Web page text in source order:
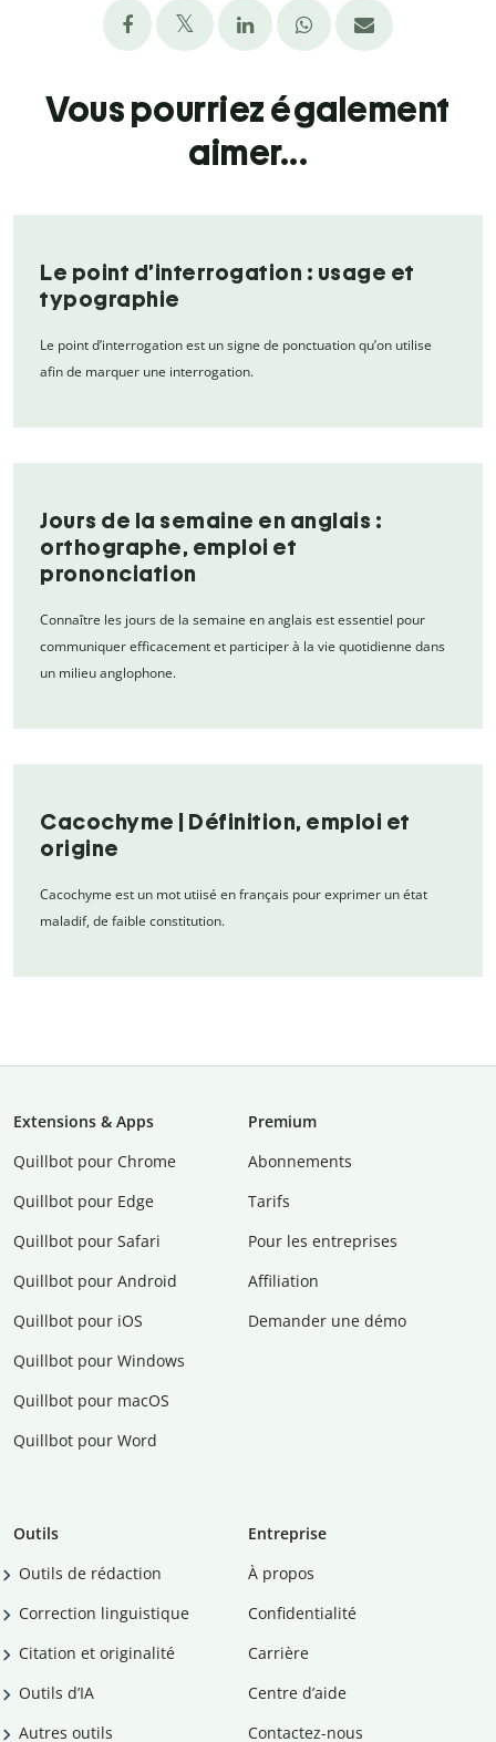
Vous pourriez également
aimer...
Le point d’interrogation : usage et
typographie
Le point d’interrogation est un signe de ponctuation qu’on utilise
afin de marquer une interrogation.
Jours de la semaine en anglais :
orthographe, emploi et
prononciation
Connaître les jours de la semaine en anglais est essentiel pour
communiquer efficacement et participer à la vie quotidienne dans
un milieu anglophone.
Cacochyme | Définition, emploi et
origine
Cacochyme est un mot utiisé en français pour exprimer un état
maladif, de faible constitution.
Extensions & Apps
Quillbot pour Chrome
Quillbot pour Edge
Quillbot pour Safari
Quillbot pour Android
Quillbot pour iOS
Quillbot pour Windows
Quillbot pour macOS
Quillbot pour Word
Premium
Abonnements
Tarifs
Pour les entreprises
Affiliation
Demander une démo
Outils
Outils de rédaction
Correction linguistique
Citation et originalité
Outils d’IA
Autres outils
Entreprise
À propos
Confidentialité
Carrière
Centre d’aide
Contactez-nous